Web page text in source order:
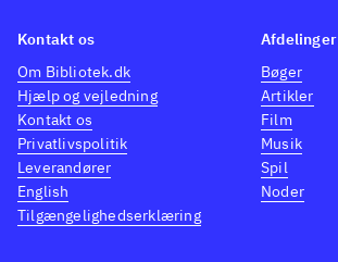
Kontakt os
Om Bibliotek.dk
Hjælp og vejledning
Kontakt os
Privatlivspolitik
Leverandører
English
Tilgængelighedserklæring
Afdelinger
Bøger
Artikler
Film
Musik
Spil
Noder